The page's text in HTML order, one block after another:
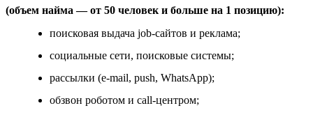
(объем найма — от 50 человек и больше на 1 позицию):
поисковая выдача job-сайтов и реклама;
социальные сети, поисковые системы;
рассылки (e-mail, push, WhatsApp);
обзвон роботом и call-центром;